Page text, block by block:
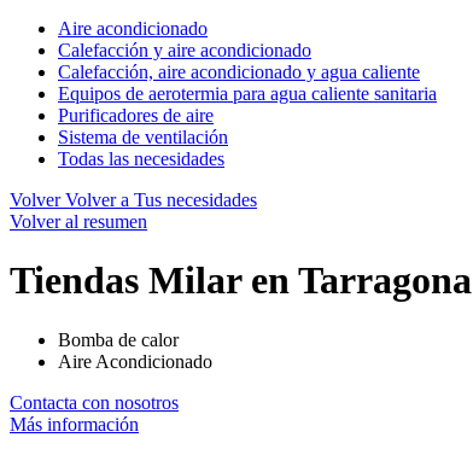
Aire acondicionado
Calefacción y aire acondicionado
Calefacción, aire acondicionado y agua caliente
Equipos de aerotermia para agua caliente sanitaria
Purificadores de aire
Sistema de ventilación
Todas las necesidades
Volver Volver a Tus necesidades
Volver al resumen
Tiendas Milar en Tarragona
Bomba de calor
Aire Acondicionado
Contacta con nosotros
Más información